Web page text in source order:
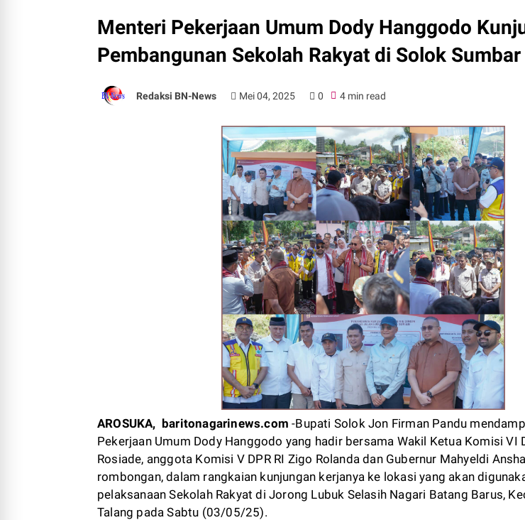
Menteri Pekerjaan Umum Dody Hanggodo
Pembangunan Sekolah Rakyat di Solok
Redaksi BN-News Mei 04, 2025 0 4 min read
AROSUKA, baritonagarinews.com-Bupati Solok Jon Firman Pandu
Pekerjaan Umum Dody Hanggodo yang hadir bersama Wakil Ketua Komisi VI
Rosiade, anggota Komisi V DPR RI Zigo Rolanda dan Gubernur Mahyeldi
rombongan, dalam rangkaian kunjungan kerjanya ke lokasi yang akan
pelaksanaan Sekolah Rakyat di Jorong Lubuk Selasih Nagari Batang Barus,
Talang pada Sabtu (03/05/25).